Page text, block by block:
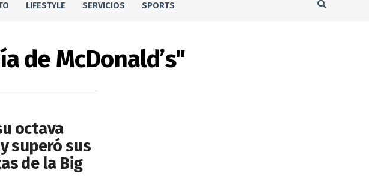
LIFESTYLE SERVICIOS SPORTS
de McDonald’s"
octava
superó sus
de la Big